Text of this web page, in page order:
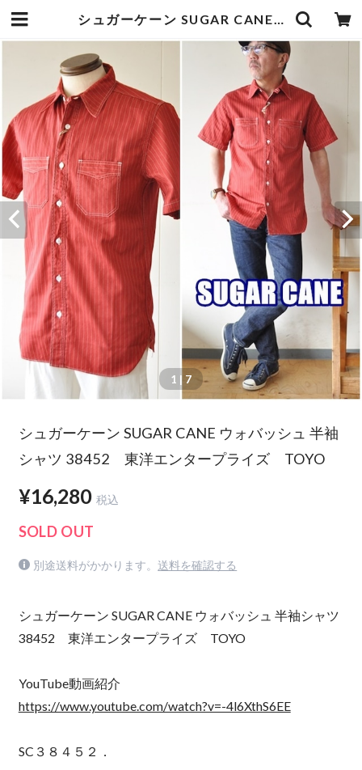
シュガーケーン SUGAR CANE ウォバッシュ 半袖シャツ 38452 東洋エンタープライズ TOYO | bluelineshop
1 | 7
シュガーケーン SUGAR CANE ウォバッシュ 半袖
シャツ 38452 東洋エンタープライズ TOYO
¥16,280 税込
SOLD OUT
別途送料がかかります。 送料を確認する
シュガーケーン SUGAR CANE ウォバッシュ 半袖シャツ
38452 東洋エンタープライズ TOYO
YouTube動画紹介
https://www.youtube.com/watch?v=-4l6XthS6EE
SC３８４５２．